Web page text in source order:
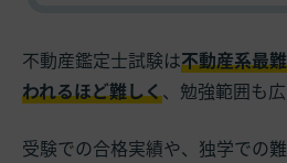
不動産鑑定士試験は不動産系最
われるほど難しく、勉強範囲も広
受験での合格実績や、独学での